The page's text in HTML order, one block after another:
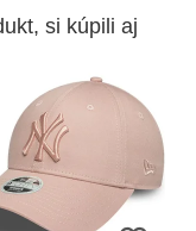
si kúpili aj